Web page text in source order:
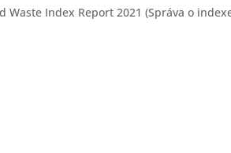
Waste Index Report 2021 (Správa o